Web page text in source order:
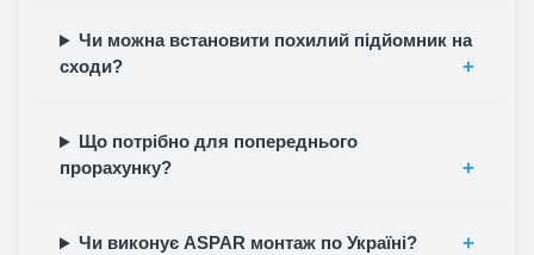
Чи можна встановити похилий підйомник на
сходи?
Що потрібно для попереднього
прорахунку?
Чи виконує ASPAR монтаж по Україні?